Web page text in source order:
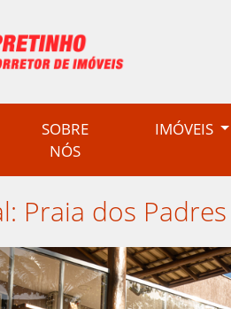
SOBRE
NÓS
IMÓVEIS
Praia dos Padres